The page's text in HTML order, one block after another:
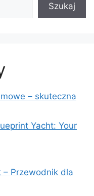
Szukaj
– skuteczna
Yacht: Your
Przewodnik dla